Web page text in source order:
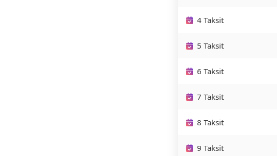
4 Taksit
5 Taksit
6 Taksit
7 Taksit
8 Taksit
9 Taksit